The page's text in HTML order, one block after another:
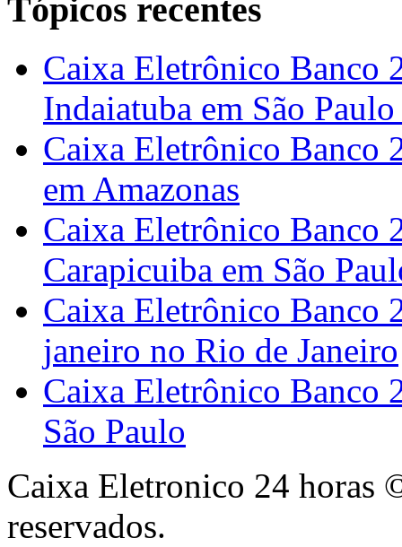
Tópicos recentes
Caixa Eletrônico Banco
Indaiatuba em São
Caixa Eletrônico Banco
em Amazonas
Caixa Eletrônico Banco
Carapicuiba em São
Caixa Eletrônico Banco
janeiro no Rio de Janeiro
Caixa Eletrônico Banco
São Paulo
Caixa Eletronico 24 horas
reservados.